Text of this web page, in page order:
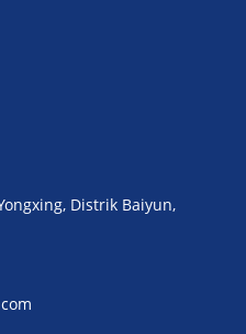
Distrik Baiyun,